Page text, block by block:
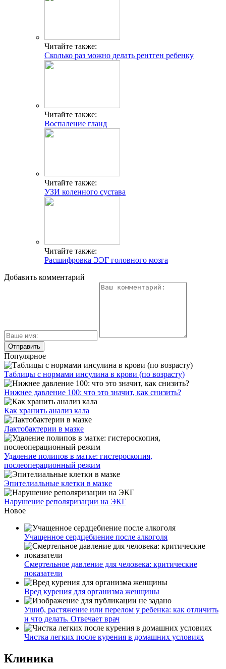
Читайте также:
Сколько раз можно делать рентген ребенку
Читайте также:
Воспаление гланд
Читайте также:
УЗИ коленного сустава
Читайте также:
Расшифровка ЭЭГ головного мозга
Добавить комментарий
Популярное
Таблицы с нормами инсулина в крови (по возрасту)
Нижнее давление 100: что это значит, как снизить?
Как хранить анализ кала
Лактобактерии в мазке
Удаление полипов в матке: гистероскопия,
послеоперационный режим
Эпителиальные клетки в мазке
Нарушение реполяризации на ЭКГ
Новое
Учащенное сердцебиение после алкоголя
Смертельное давление для человека: критические
показатели
Вред курения для организма женщины
Ушиб, растяжение или перелом у ребенка: как отличить
и что делать. Отвечает врач
Чистка легких после курения в домашних условиях
Клиника